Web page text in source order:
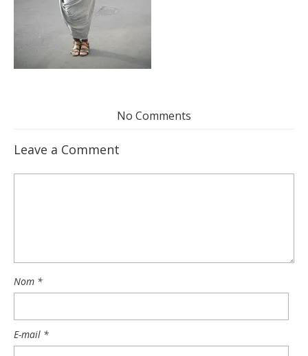
No Comments
Leave a Comment
Nom *
E-mail *